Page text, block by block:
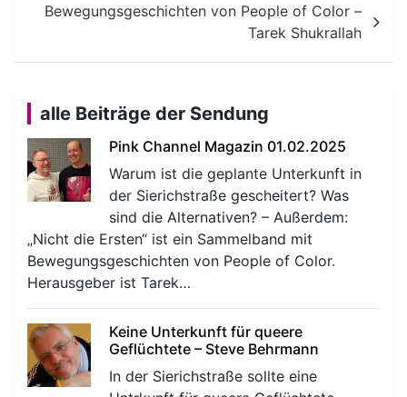
Bewegungsgeschichten von People of Color –
Tarek Shukrallah
alle Beiträge der Sendung
Pink Channel Magazin 01.02.2025
Warum ist die geplante Unterkunft in
der Sierichstraße gescheitert? Was
sind die Alternativen? – Außerdem:
„Nicht die Ersten“ ist ein Sammelband mit
Bewegungsgeschichten von People of Color.
Herausgeber ist Tarek…
Keine Unterkunft für queere
Geflüchtete – Steve Behrmann
In der Sierichstraße sollte eine